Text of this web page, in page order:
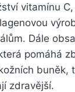
vitamínu
Dále
pomáhá
buněk,
zdravější.